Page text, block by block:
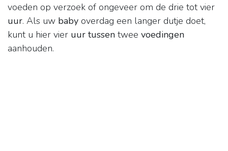
voeden op verzoek of ongeveer om de drie tot vier
uur. Als uw baby overdag een langer dutje doet,
kunt u hier vier uur tussen twee voedingen
aanhouden.